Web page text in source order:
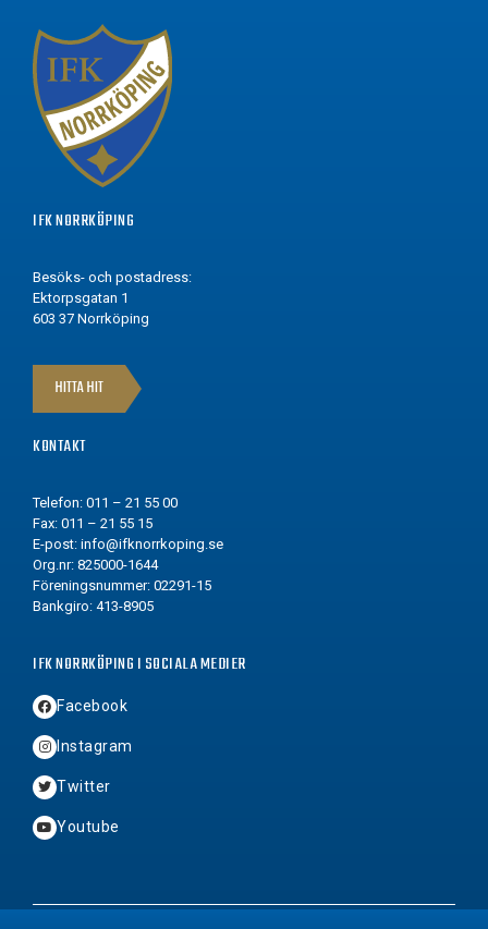
IFK NORRKÖPING
Besöks- och postadress:
Ektorpsgatan 1
603 37 Norrköping
HITTA HIT
KONTAKT
Telefon: 011 – 21 55 00
Fax: 011 – 21 55 15
E-post: info@ifknorrkoping.se
Org.nr: 825000-1644
Föreningsnummer: 02291-15
Bankgiro: 413-8905
IFK NORRKÖPING I SOCIALA MEDIER
Facebook
Instagram
Twitter
Youtube